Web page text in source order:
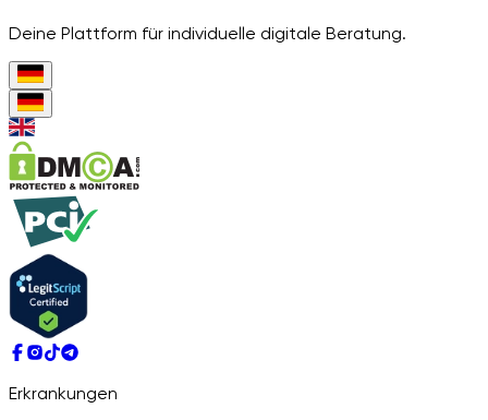
Deine Plattform für individuelle digitale Beratung.
Erkrankungen